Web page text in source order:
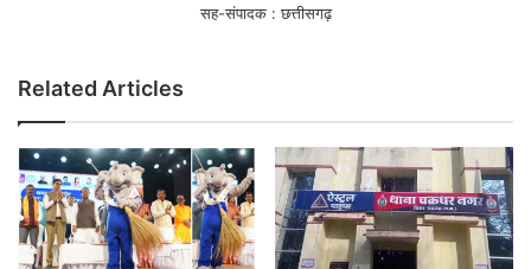
सह-संपादक : छत्तीसगढ़
Related Articles